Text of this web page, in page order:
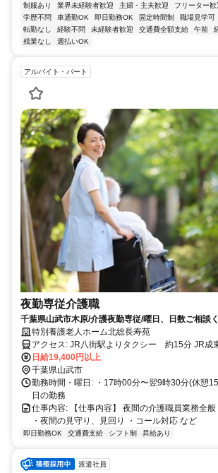
制服あり 業界未経験者歓迎 主婦・主夫歓迎 フリーター歓
学歴不問
車通勤OK 即日勤務OK 固定時間制 職場見学可
転勤なし
経験不問 未経験者歓迎 交通費全額支給 午前
残業なし
週払いOK
アルバイト・パート
夜勤専従介護職
千葉県山武市木原/介護夜勤専従/曜日、日数ご相談
特別養護老人ホーム北総長寿苑
アクセス: JR八街駅よりタクシー 約15分 JR成東駅よりタクシー
約20分
日給19,400円以上
千葉県山武市
勤務時間・曜日: ・17時00分〜翌9時30分(休憩
日の勤務
仕事内容: 【仕事内容】 夜間の介護職員業務全
・夜間の見守り、見回り ・コール対応 など
即日勤務OK 交通費支給 シフト制 昇給あり
派遣社員